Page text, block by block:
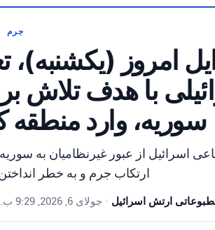
جرم
امروز (یکشنبه)،
با هدف تلاش
سوریه، وارد
اسرائیل از عبور غیرنظامیان به
ارتکاب جرم و به خطر
مطبوعاتی ارتش اسرائیل • جولای 6, 2026, 9:29 ب.ظ